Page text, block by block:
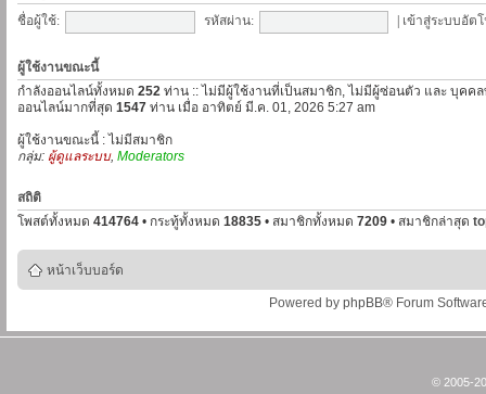
ชื่อผู้ใช้:
รหัสผ่าน: เข้าสู่ระบบอัต
ผู้ใช้งานขณะนี้
กำลังออนไลน์ทั้งหมด 252 ท่าน :: ไม่มีผู้ใช้งานที่เป็นสมาชิก, ไม่มีผู้ซ่อนตัว และ บุคค
ออนไลน์มากที่สุด 1547 ท่าน เมื่อ อาทิตย์ มี.ค. 01, 2026 5:27 am
ผู้ใช้งานขณะนี้ : ไม่มีสมาชิก
กลุ่ม: ผู้ดูแลระบบ, Moderators
สถิติ
โพสต์ทั้งหมด 414764 • กระทู้ทั้งหมด 18835 • สมาชิกทั้งหมด 7209 • สมาชิกล่าสุด
หน้าเว็บบอร์ด
Powered by phpBB® Forum
© 2005-